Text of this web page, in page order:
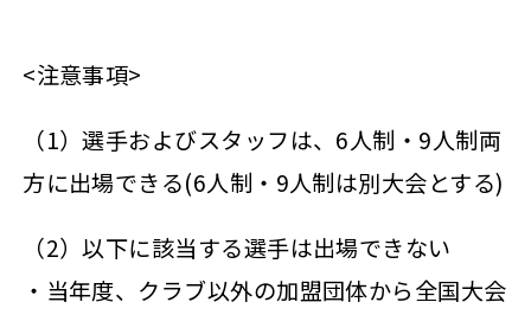
<注意事項>
（1）選手およびスタッフは、6人制・9人制両
方に出場できる(6人制・9人制は別大会とする)
（2）以下に該当する選手は出場できない
・当年度、クラブ以外の加盟団体から全国大会